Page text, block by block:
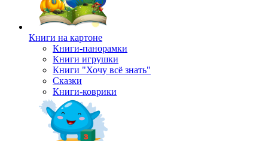
Книги на картоне
Книги-панорамки
Книги игрушки
Книги "Хочу всё знать"
Сказки
Книги-коврики